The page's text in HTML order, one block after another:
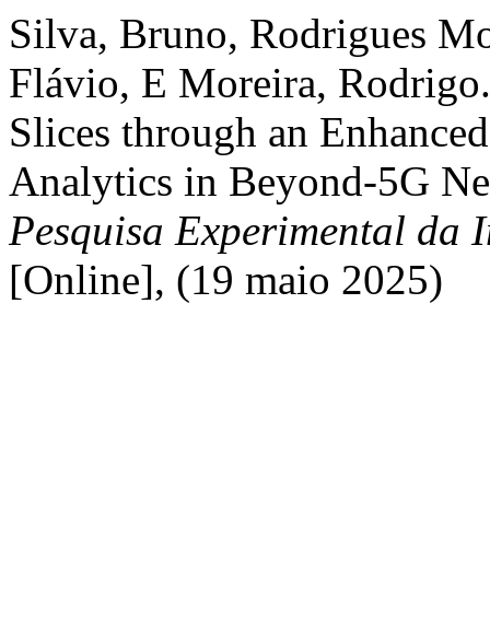
Silva, Bruno, Rodrigues
Flávio, E Moreira,
Slices through an
Analytics in Beyond-5G
Pesquisa Experimental da
[Online], (19 maio 2025)